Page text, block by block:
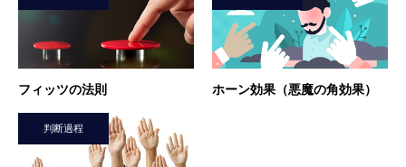
フィッツの法則 ホーン効果（悪魔の角効果）
判断過程